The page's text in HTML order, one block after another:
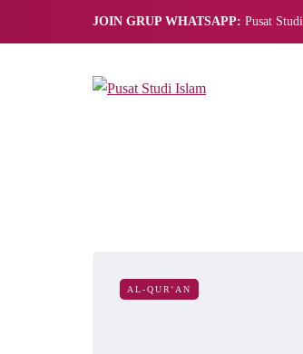
JOIN GRUP WHATSAPP: Pusat
AL-QUR'AN